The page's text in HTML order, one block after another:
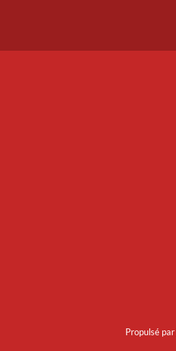
Propulsé par